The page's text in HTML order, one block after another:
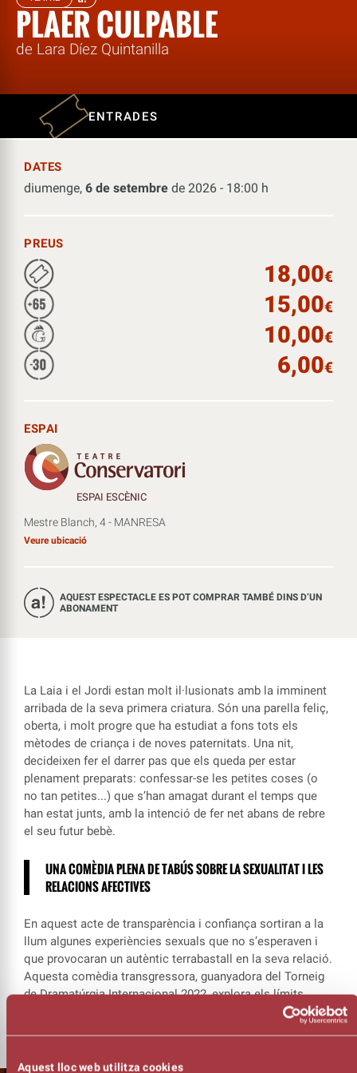
Aquest lloc web utilitza cookies
PLAER CULPABLE
de Lara Díez Quintanilla
ENTRADES
DATES
diumenge, 6 de setembre de 2026 - 18:00 h
PREUS
18,00€
15,00€
10,00€
6,00€
ESPAI
ESPAI ESCÈNIC
Mestre Blanch, 4 - MANRESA
Veure ubicació
AQUEST ESPECTACLE ES POT COMPRAR TAMBÉ DINS D’UN
ABONAMENT
La Laia i el Jordi estan molt il·lusionats amb la imminent
arribada de la seva primera criatura. Són una parella feliç,
oberta, i molt progre que ha estudiat a fons tots els
mètodes de criança i de noves paternitats. Una nit,
decideixen fer el darrer pas que els queda per estar
plenament preparats: confessar-se les petites coses (o
no tan petites...) que s’han amagat durant el temps que
han estat junts, amb la intenció de fer net abans de rebre
el seu futur bebè.
UNA COMÈDIA PLENA DE TABÚS SOBRE LA SEXUALITAT I LES
RELACIONS AFECTIVES
En aquest acte de transparència i confiança sortiran a la
llum algunes experiències sexuals que no s’esperaven i
que provocaran un autèntic terrabastall en la seva relació.
Aquesta comèdia transgressora, guanyadora del Torneig
de Dramatúrgia Internacional 2022, explora els límits
entre el plaer i la culpa quan et deixes anar pel desig.